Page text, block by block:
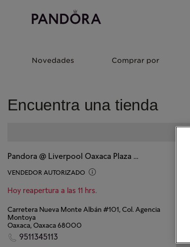
Novedades Comprar por
Encuentra una tienda
Pandora @ Liverpool Oaxaca Plaza Bella
VENDEDOR AUTORIZADO
Hoy reapertura a las 11 hrs.
Carretera Nueva Monte Albán #101, Col. Agencia
Montoya
Oaxaca, Oaxaca 68000
9511345113